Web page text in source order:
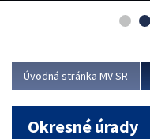
asociácie poisťovní
Viac
Úvodná stránka MV SR
Okresné úrady